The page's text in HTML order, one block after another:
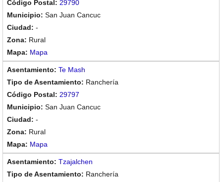
29790
San Juan Cancuc
-
Rural
Mapa
Te Mash
Ranchería
29797
San Juan Cancuc
-
Rural
Mapa
Tzajalchen
Ranchería